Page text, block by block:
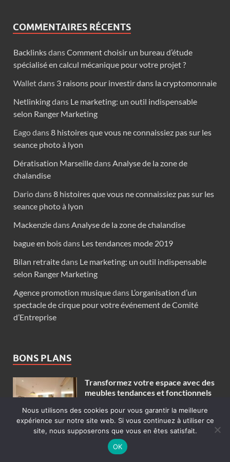
COMMENTAIRES RÉCENTS
BacklinksdansComment choisir un bureau d’étude
spécialisé en calcul mécanique pour votre projet ?
Walletdans 3 raisons pour investir dans la cryptomonnaie
Netlinkingdans Le marketing: un outil indispensable
selon Ranger Marketing
Eagodans8 histoires que vous ne connaissiez pas sur les
seance photo à lyon
Dératisation MarseilledansAnalyse de la zone de
chalandise
Dariodans8 histoires que vous ne connaissiez pas sur les
seance photo à lyon
MackenziedansAnalyse de la zone de chalandise
bague en boisdans Les tendances mode 2019
Bilan retraitedans Le marketing: un outil indispensable
selon Ranger Marketing
Agence promotion musiquedans L’organisation d’un
spectacle de cirque pour votre événement de Comité
d’Entreprise
BONS PLANS
Transformez votre espace avec des
meubles tendances et fonctionnels
9 mars 2026
IPTV Premium : une nouvelle
expérience de la télévision
Nous utilisons des cookies pour vous garantir la meilleure
expérience sur notre site web. Si vous continuez à utiliser ce
site, nous supposerons que vous en êtes satisfait.
OK